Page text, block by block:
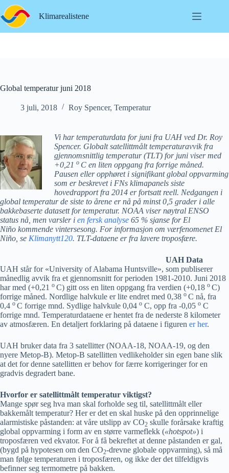
Hopp
til
innholdet
Klimarealistene
Global temperatur juni 2018
3 juli, 2018 Roy Spencer, Temperatur
Vi har temperaturdata for juni fra UAH ved Dr. Roy
Spencer. Globalt satellittmålt temperaturavvik fra
gjennomsnittlig temperatur (TLT) for juni viser med
+0,21 o C en liten oppgang fra forrige måned.
Pausen eller opphøret i signifikant global oppvarming
som er beskrevet i FNs klimapanels siste
hovedrapport fra 2014 er fortsatt reell. Nedgangen i
global temperatur de siste to årene er nå på minst 0,5 grader i alle
bakkebaserte datasett for temperatur. NOAA viser nøytral ENSO
status nå, men varsler i en fersk analyse 65 % sjanse for El
Niño kommende vintersesong. For informasjon om værfenomenet El
Niño, se Klimanytt120. TLT-dataene er fra lavere troposfære.
UAH Data
UAH står for «University of Alabama Huntsville», som publiserer
månedlig avvik fra et gjennomsnitt for perioden 1981-2010. Juni 2018
har med (+0,21 o C) gitt oss en liten oppgang fra verdien (+0,18 o C)
forrige måned. Nordlige halvkule er lite endret med 0,38 o C nå, fra
0,4 o C forrige mnd. Sydlige halvkule 0,04 o C, opp fra -0,05 o C
forrige mnd. Temperaturdataene er hentet fra de nederste 8 kilometer
av atmosfæren. En detaljert forklaring på dataene i figuren er her.
UAH bruker data fra 3 satellitter (NOAA-18, NOAA-19, og den
nyere Metop-B). Metop-B satellitten vedlikeholder sin egen bane slik
at det for denne satellitten er behov for færre korrigeringer for en
gradvis degradert bane.
Hvorfor er satellittmålt temperatur viktigst?
Mange spør seg hva man skal forholde seg til, satellittmålt eller
bakkemålt temperatur? Her er det en skal huske på den opprinnelige
alarmistiske påstanden: at våre utslipp av CO2 skulle forårsake kraftig
global oppvarming i form av en større varmeflekk («hotspot») i
troposfæren ved ekvator. For å få bekreftet at denne påstanden er gal,
(bygd på hypotesen om den CO2-drevne globale oppvarming), så må
man følge temperaturen i troposfæren, og ikke der det tilfeldigvis
befinner seg termometre på bakken.